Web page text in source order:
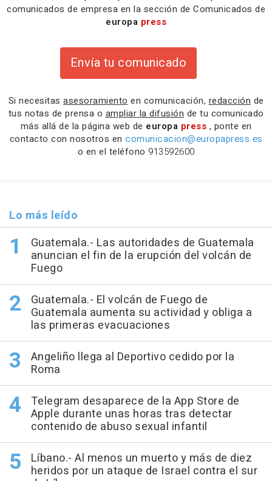
comunicados de empresa en la sección de Comunicados de
europa press
Envía tu comunicado
Si necesitas asesoramiento en comunicación, redacción de
tus notas de prensa o ampliar la difusión de tu comunicado
más allá de la página web de europa press , ponte en
contacto con nosotros en comunicacion@europapress.es
o en el teléfono 913592600
Lo más leído
Guatemala.- Las autoridades de Guatemala
anuncian el fin de la erupción del volcán de
Fuego
Guatemala.- El volcán de Fuego de
Guatemala aumenta su actividad y obliga a
las primeras evacuaciones
Angeliño llega al Deportivo cedido por la
Roma
Telegram desaparece de la App Store de
Apple durante unas horas tras detectar
contenido de abuso sexual infantil
Líbano.- Al menos un muerto y más de diez
heridos por un ataque de Israel contra el sur